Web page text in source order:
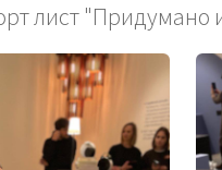
лист "Придумано